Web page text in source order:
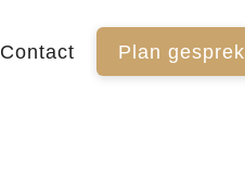
Contact Plan gesprek